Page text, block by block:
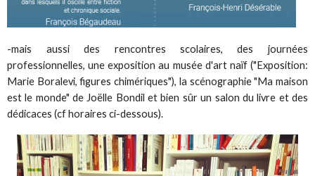
-mais aussi des rencontres scolaires, des journées
professionnelles, une exposition au musée d'art naïf ("Exposition:
Marie Boralevi, figures chimériques"), la scénographie "Ma maison
est le monde" de Joëlle Bondil et bien sûr un salon du livre et des
dédicaces (cf horaires ci-dessous).